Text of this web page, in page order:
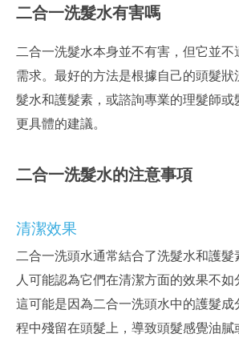
二合一洗髮水有害嗎
二合一洗髮水本身並不有害，但它並
需求。最好的方法是根據自己的頭髮
髮水和護髮素，或諮詢專業的理髮師
更具體的建議。
二合一洗髮水的注意事項
清潔效果
二合一洗頭水通常結合了洗髮水和護
人可能認為它們在清潔方面的效果不如
這可能是因為二合一洗頭水中的護髮成
程中殘留在頭髮上，導致頭髮感覺油膩